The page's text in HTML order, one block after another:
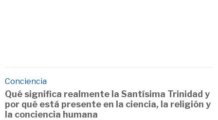
Conciencia
Qué significa realmente la Santísima Trinidad y
por qué está presente en la ciencia, la religión y
la conciencia humana